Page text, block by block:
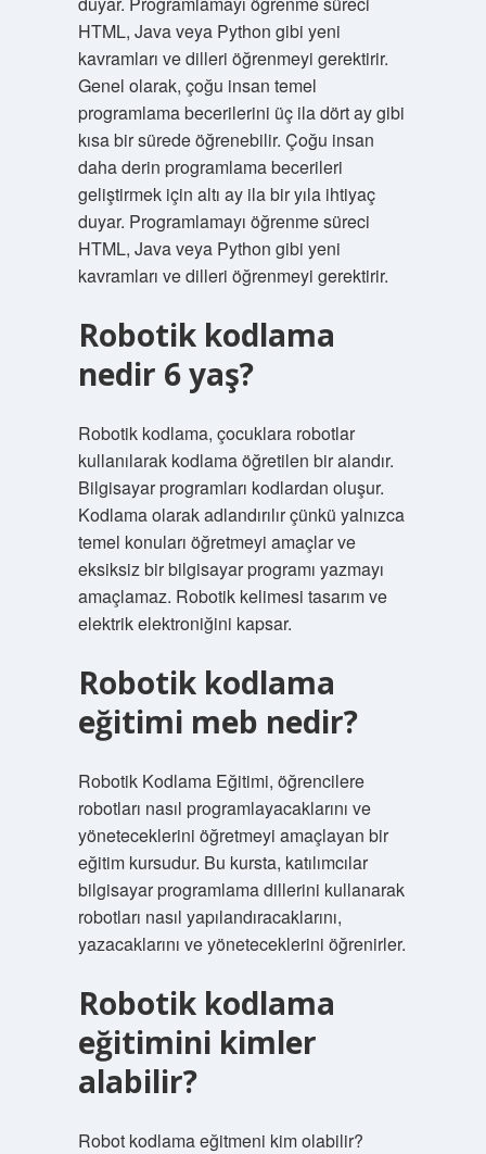
HTML, Java veya Python gibi yeni
kavramları ve dilleri öğrenmeyi gerektirir.
Genel olarak, çoğu insan temel
programlama becerilerini üç ila dört ay gibi
kısa bir sürede öğrenebilir. Çoğu insan
daha derin programlama becerileri
geliştirmek için altı ay ila bir yıla ihtiyaç
duyar. Programlamayı öğrenme süreci
HTML, Java veya Python gibi yeni
kavramları ve dilleri öğrenmeyi gerektirir.
Robotik kodlama
nedir 6 yaş?
Robotik kodlama, çocuklara robotlar
kullanılarak kodlama öğretilen bir alandır.
Bilgisayar programları kodlardan oluşur.
Kodlama olarak adlandırılır çünkü yalnızca
temel konuları öğretmeyi amaçlar ve
eksiksiz bir bilgisayar programı yazmayı
amaçlamaz. Robotik kelimesi tasarım ve
elektrik elektroniğini kapsar.
Robotik kodlama
eğitimi meb nedir?
Robotik Kodlama Eğitimi, öğrencilere
robotları nasıl programlayacaklarını ve
yöneteceklerini öğretmeyi amaçlayan bir
eğitim kursudur. Bu kursta, katılımcılar
bilgisayar programlama dillerini kullanarak
robotları nasıl yapılandıracaklarını,
yazacaklarını ve yöneteceklerini öğrenirler.
Robotik kodlama
eğitimini kimler
alabilir?
Robot kodlama eğitmeni kim olabilir?